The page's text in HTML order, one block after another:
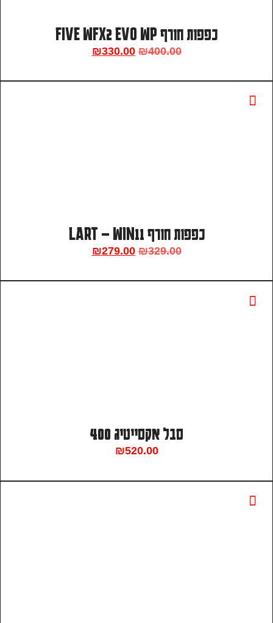
כפפות חורף FIVE WFX2 EVO WP
₪400.00
₪330.00
כפפות חורף LART – WIN11
₪329.00
₪279.00
סבל אקסייטיג 400
₪520.00